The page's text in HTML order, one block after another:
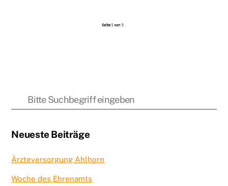
Neueste Beiträge
Ärzteversorgung Ahlhorn
Woche des Ehrenamts